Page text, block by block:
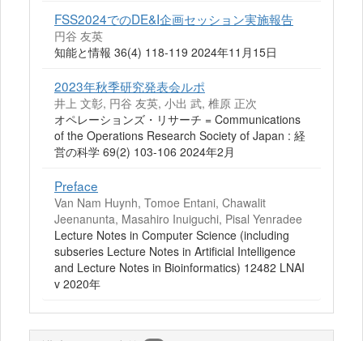
FSS2024でのDE&I企画セッション実施報告
円谷 友英
知能と情報 36(4) 118-119 2024年11月15日
2023年秋季研究発表会ルポ
井上 文彰, 円谷 友英, 小出 武, 椎原 正次
オペレーションズ・リサーチ = Communications
of the Operations Research Society of Japan : 経
営の科学 69(2) 103-106 2024年2月
Preface
Van Nam Huynh, Tomoe Entani, Chawalit
Jeenanunta, Masahiro Inuiguchi, Pisal Yenradee
Lecture Notes in Computer Science (including
subseries Lecture Notes in Artificial Intelligence
and Lecture Notes in Bioinformatics) 12482 LNAI
v 2020年